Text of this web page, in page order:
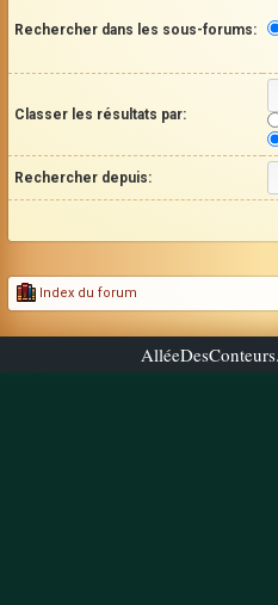
Rechercher dans les sous-forums:
Classer les résultats par:
Rechercher depuis:
Index du forum